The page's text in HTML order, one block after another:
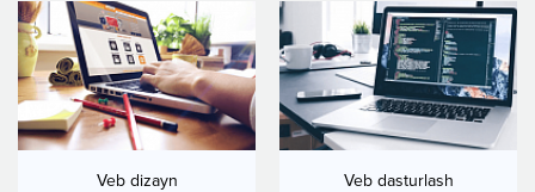
Veb dizayn Veb dasturlash